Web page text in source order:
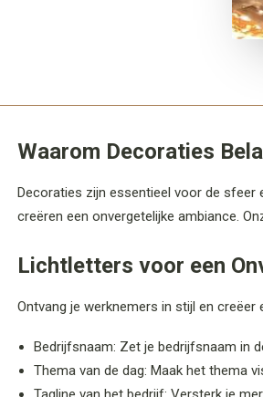
Waarom Decoraties
Decoraties zijn essentieel voor de sfeer
creëren een onvergetelijke ambiance.
Lichtletters voor een
Ontvang je werknemers in stijl en
Bedrijfsnaam: Zet je bedrijfsnaam in
Thema van de dag: Maak het thema